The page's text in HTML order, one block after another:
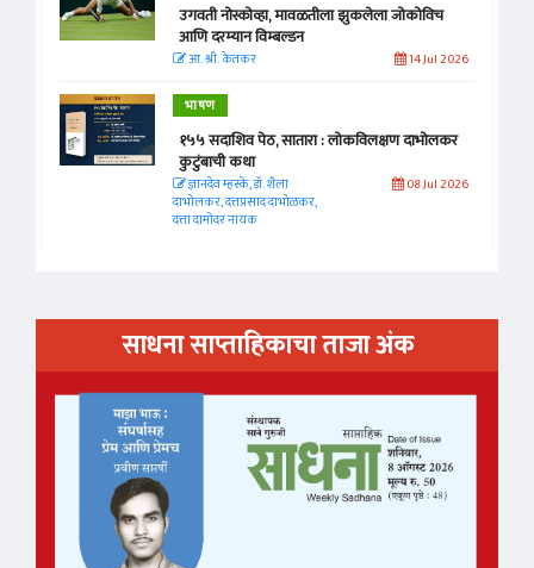
उगवती नोस्कोव्हा, मावळतीला झुकलेला जोकोविच
आणि दरम्यान विम्बल्डन
आ. श्री. केतकर 14 Jul 2026
भाषण
१५५ सदाशिव पेठ, सातारा : लोकविलक्षण दाभोलकर
कुटुंबाची कथा
ज्ञानदेव म्हस्के, डॉ. शैला
दाभोलकर, दत्तप्रसाद दाभोळकर,
दत्ता दामोदर नायक
08 Jul 2026
साधना साप्ताहिकाचा ताजा अंक